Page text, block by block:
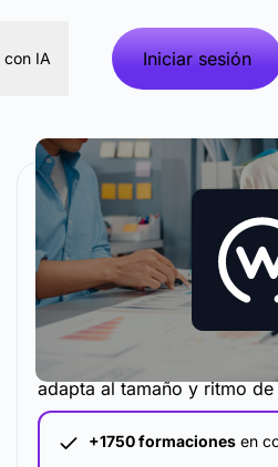
IA Iniciar sesión
La metodología y
adapta al tamaño y ritmo
+1750 formaciones en